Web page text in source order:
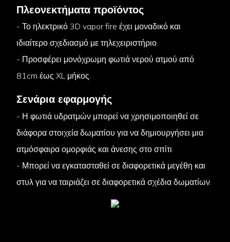
Πλεονεκτήματα προϊόντος
- Το ηλεκτρικό 3D vapor fire έχει μοναδικό και
ιδιαίτερο σχεδιασμό με τηλεχειριστήριο.
- Προσφέρει μονόχρωμη φωτιά νερού ατμού από
81cm έως XL μήκος.
Σενάρια εφαρμογής
- Η φωτιά υδρατμών μπορεί να χρησιμοποιηθεί σε
διάφορα στοιχεία δωματίου για να δημιουργήσει μια
ατμόσφαιρα ομορφιάς και άνεσης στο σπίτι.
- Μπορεί να εγκατασταθεί σε διαφορετικά μεγέθη και
στυλ για να ταιριάζει σε διαφορετικά σχέδια δωματίων.